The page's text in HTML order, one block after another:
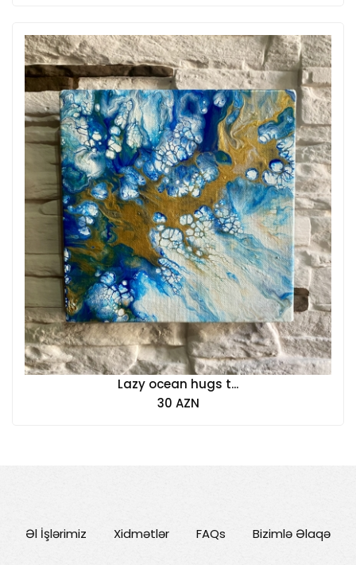
Lazy ocean hugs t...
30 AZN
Əl İşlərimiz Xidmətlər FAQs Bizimlə Əlaqə